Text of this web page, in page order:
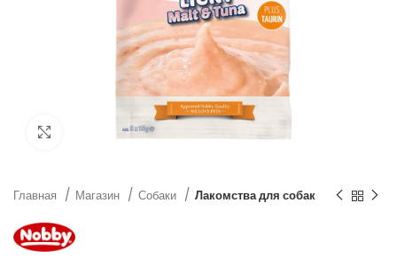
Нажмите, чтобы увеличить
Главная Магазин Собаки Лакомства для собак